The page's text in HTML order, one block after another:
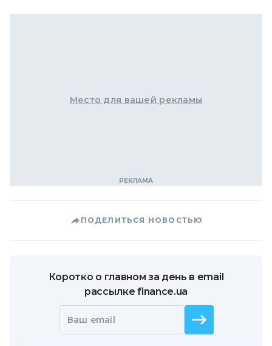
Место для вашей рекламы
ПОДЕЛИТЬСЯ НОВОСТЬЮ
Коротко о главном за день в email
рассылке finance.ua
Ваш email